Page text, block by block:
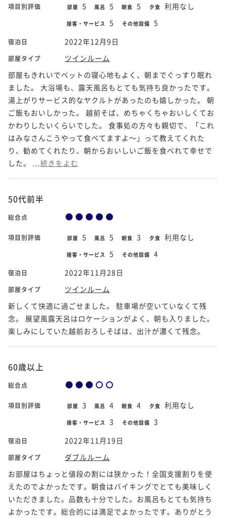
項目別評価 部屋 5 風呂 5 朝食 5 夕食 利用なし
接客・サービス 5 その他設備 5
宿泊日 2022年12月9日
部屋タイプ
ツインルーム
部屋もきれいでベットの寝心地もよく、朝までぐっすり眠れ
ました。 大浴場も、露天風呂もとても気持ち良かったです。
湯上がりサービス的なヤクルトがあったのも嬉しかった。 朝
ご飯もおいしかった。 越前そば、めちゃくちゃおいしくてお
かわりしたいくらいでした。 食事処の方々も親切で、「これ
はみなさんこうやって食べてますよ～」って教えてくれた
り、勧めてくれたり、朝からおいしいご飯を食べれて幸せで
した。 ... 続きをよむ
50代前半
総合点
項目別評価 部屋 5 風呂 5 朝食 3 夕食 利用なし
接客・サービス 5 その他設備 4
宿泊日 2022年11月28日
部屋タイプ
ツインルーム
新しくて快適に過ごせました。 駐車場が空いていなくて残
念。 展望風露天呂はロケーションがよく、朝も入りました。
楽しみにしていた越前おろしそばは、出汁が濃くて残念。
60歳以上
総合点
項目別評価 部屋 3 風呂 4 朝食 4 夕食 利用なし
接客・サービス 3 その他設備 3
宿泊日 2022年11月19日
部屋タイプ
ダブルルーム
お部屋はちょっと値段の割には狭かった！全国支援割りを使
えたのでよかったです。朝食はバイキングでとても美味しく
いただきました。品数も十分でした。お風呂もとても気持ち
よかったです。総合的には満足でよかったです。ありがとう